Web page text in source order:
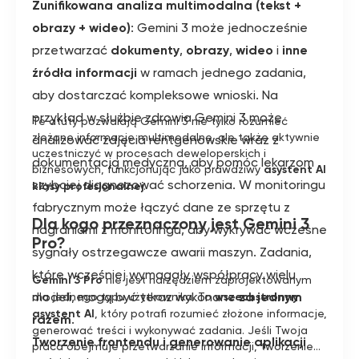
Zunifikowana analiza multimodalna (tekst +
obrazy + wideo): Gemini 3 może jednocześnie
przetwarzać dokumenty, obrazy, wideo i inne
źródła informacji w ramach jednego zadania,
aby dostarczać kompleksowe wnioski. Na
przykład w służbie zdrowia Gemini 3 może
analizować zdjęcia rentgenowskie wraz z
dokumentacją medyczną, aby pomóc lekarzom
szybciej diagnozować schorzenia. W monitoringu
fabrycznym może łączyć dane ze sprzętu z
nagraniami z monitoringu, aby wykrywać wczesne
sygnały ostrzegawcze awarii maszyn. Zadania,
które wcześniej wymagały współpracy wielu
modeli, mogą być teraz wykonaneza jednym
razem.
Tworzenie frontendu i generowanie aplikacji
Te atuty pozwalają Gemini 3 nie tylko rozumieć
złożone informacje multimodalne, ale także aktywnie
uczestniczyć w procesach deweloperskich i
biznesowych, funkcjonując jako prawdziwyasystent AI
klasy profesjonalnej.
Dla kogo przeznaczony jest Gemini 3
Pro?
Gemini 3 Pronie jest narzędziem zaprojektowanym
dla jednego typu użytkownika. Towszechstronny
asystent AI , który potrafi rozumieć złożone informacje,
generować treści i wykonywać zadania. Jeśli Twoja
praca obejmuje przetwarzanie informacji, tworzenie